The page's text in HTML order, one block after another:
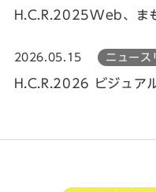
H.C.R.2025Web、ま
2026.05.15 ニュース
H.C.R.2026 ビジュア